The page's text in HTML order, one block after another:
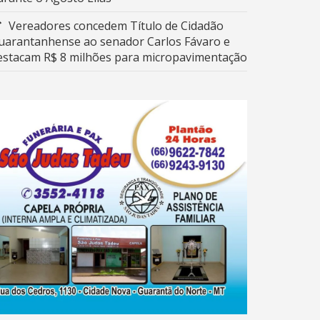
Vereadores concedem Título de Cidadão
ao senador Carlos Fávaro e
R$ 8 milhões para micropavimentação